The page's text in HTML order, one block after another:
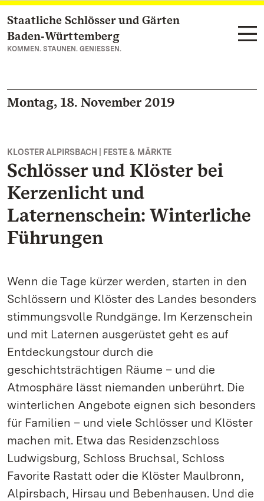
Zum Hauptinhalt springen
Staatliche Schlösser und Gärten
Baden‑Württemberg
KOMMEN. STAUNEN. GENIESSEN.
Montag, 18. November 2019
KLOSTER ALPIRSBACH | FESTE & MÄRKTE
Schlösser und Klöster bei
Kerzenlicht und
Laternenschein: Winterliche
Führungen
Wenn die Tage kürzer werden, starten in den
Schlössern und Klöster des Landes besonders
stimmungsvolle Rundgänge. Im Kerzenschein
und mit Laternen ausgerüstet geht es auf
Entdeckungstour durch die
geschichtsträchtigen Räume – und die
Atmosphäre lässt niemanden unberührt. Die
winterlichen Angebote eignen sich besonders
für Familien – und viele Schlösser und Klöster
machen mit. Etwa das Residenzschloss
Ludwigsburg, Schloss Bruchsal, Schloss
Favorite Rastatt oder die Klöster Maulbronn,
Alpirsbach, Hirsau und Bebenhausen. Und die